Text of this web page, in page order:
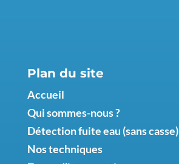
Plan du site
Accueil
Qui sommes-nous ?
Détection fuite eau (sans casse)
Nos techniques